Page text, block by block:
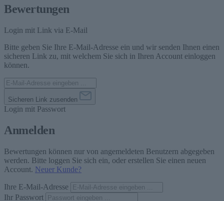
Bewertungen
Login mit Link via E-Mail
Bitte geben Sie Ihre E-Mail-Adresse ein und wir senden Ihnen einen
sicheren Link zu, mit welchem Sie sich in Ihren Account einloggen
können.
Sicheren Link zusenden
Login mit Passwort
Anmelden
Bewertungen können nur von angemeldeten Benutzern abgegeben
werden. Bitte loggen Sie sich ein, oder erstellen Sie einen neuen
Account. Neuer Kunde?
Ihre E-Mail-Adresse
Ihr Passwort